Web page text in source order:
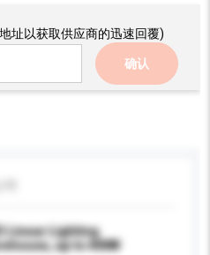
址以获取供应商的迅速回覆)
确认
Linear Lighting
up to 400W